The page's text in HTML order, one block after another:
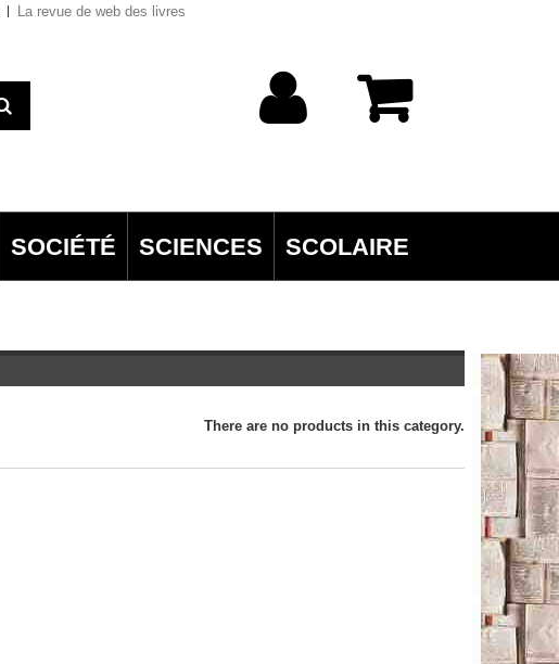
La revue de web des livres
SOCIÉTÉ SCIENCES SCOLAIRE
There are no products in this category.